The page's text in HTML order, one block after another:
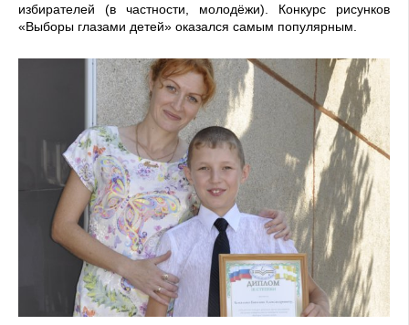
избирателей (в частности, молодёжи). Конкурс рисунков
«Выборы глазами детей» оказался самым популярным.